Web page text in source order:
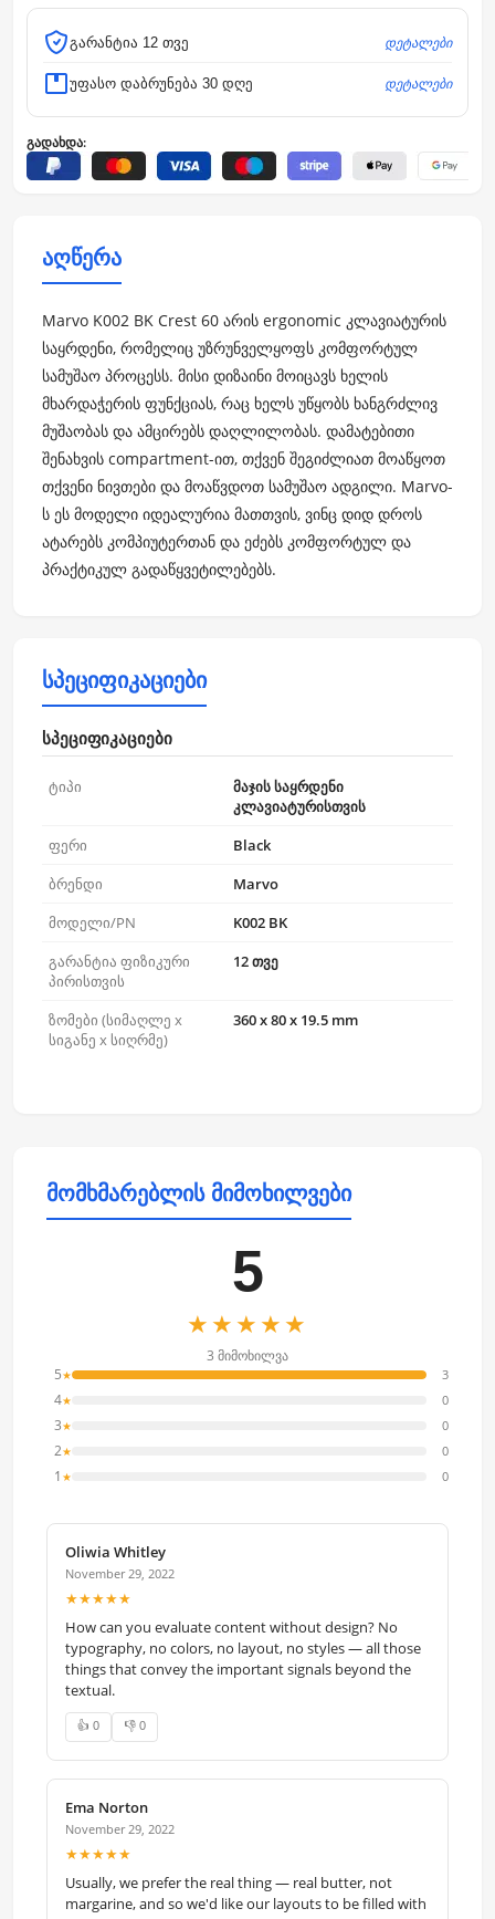
გარანტია 12 თვე დეტალები
უფასო დაბრუნება 30 დღე დეტალები
გადახდა:
აღწერა
Marvo K002 BK Crest 60 არის ergonomic კლავიატურის
საყრდენი, რომელიც უზრუნველყოფს კომფორტულ
სამუშაო პროცესს. მისი დიზაინი მოიცავს ხელის
მხარდაჭერის ფუნქციას, რაც ხელს უწყობს ხანგრძლივ
მუშაობას და ამცირებს დაღლილობას. დამატებითი
შენახვის compartment-ით, თქვენ შეგიძლიათ მოაწყოთ
თქვენი ნივთები და მოაწვდოთ სამუშაო ადგილი. Marvo-
ს ეს მოდელი იდეალურია მათთვის, ვინც დიდ დროს
ატარებს კომპიუტერთან და ეძებს კომფორტულ და
პრაქტიკულ გადაწყვეტილებებს.
სპეციფიკაციები
სპეციფიკაციები
ტიპი
მაჯის საყრდენი
კლავიატურისთვის
ფერი
Black
ბრენდი
Marvo
მოდელი/PN
K002 BK
გარანტია ფიზიკური
პირისთვის
12 თვე
ზომები (სიმაღლე x
სიგანე x სიღრმე)
360 x 80 x 19.5 mm
მომხმარებლის მიმოხილვები
5
★★★★★
3 მიმოხილვა
5★ 3
4★ 0
3★ 0
2★ 0
1 ★ 0
Oliwia Whitley
November 29, 2022
★★★★★
How can you evaluate content without design? No
typography, no colors, no layout, no styles — all those
things that convey the important signals beyond the
textual.
👍 0 👎 0
Ema Norton
November 29, 2022
★★★★★
Usually, we prefer the real thing — real butter, not
margarine, and so we'd like our layouts to be filled with